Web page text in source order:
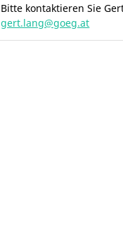
Bitte kontaktieren Sie
gert.lang@goeg.at